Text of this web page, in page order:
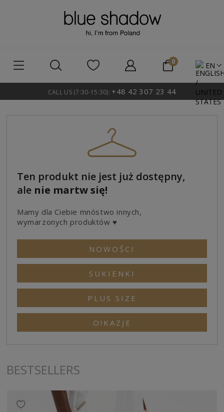
EN
CALL US (7:30-15:30): +48 42 307 23 44
Ten produkt nie jest już dostępny,
ale nie martw się!
Mamy dla Ciebie mnóstwo innych,
wymarzonych produktów ♥
NOWOŚCI
SUKIENKI
PLUS SIZE
O!KAZJE
BESTSELLERS